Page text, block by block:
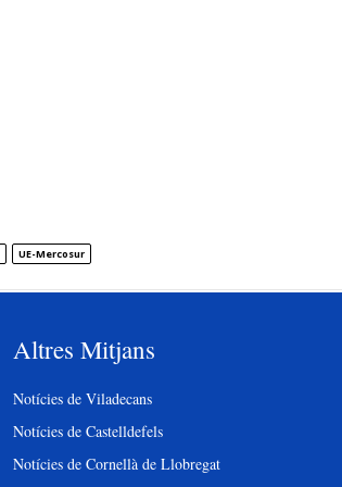
UE-Mercosur
Altres Mitjans
Notícies de Viladecans
Notícies de Castelldefels
Notícies de Cornellà de Llobregat